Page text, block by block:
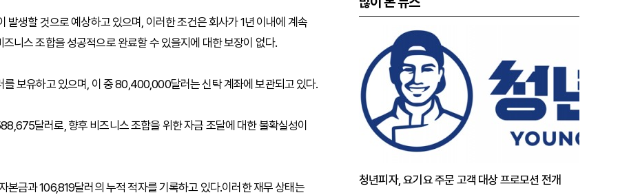
생할 것으로 예상하고 있으며, 이러한 조건은 회사가 1년 이내에 계속
니스 조합을 성공적으로 완료할 수 있을지에 대한 보장이 없다.
보유하고 있으며, 이 중 80,400,000달러는 신탁 계좌에 보관되고 있다.
달러로, 향후 비즈니스 조합을 위한 자금 조달에 대한 불확실성이
금과 106,819달러의 누적 적자를 기록하고 있다.이러한 재무 상태는
청년피자, 요기요 주문 고객 대상 프로모션 전개